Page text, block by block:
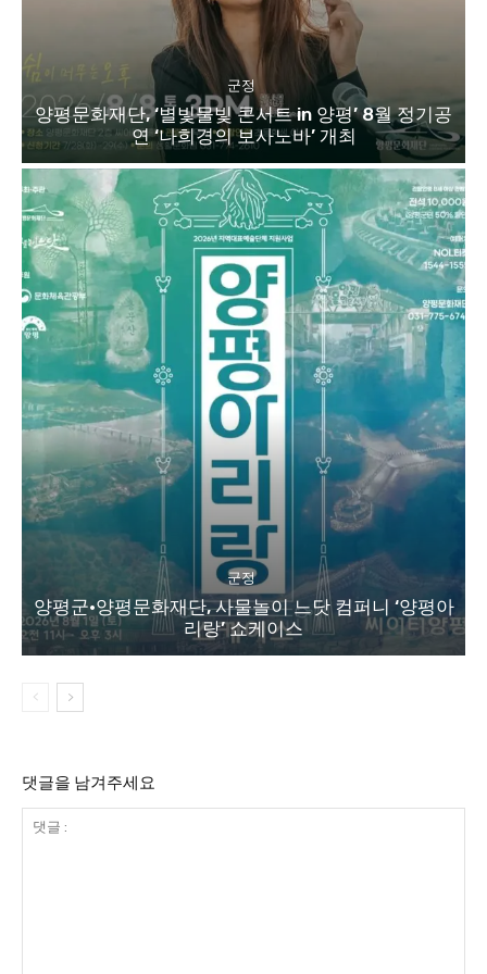
군정
양평문화재단, ‘별빛물빛 콘서트 in 양평’ 8월 정기공
연 ‘나희경의 보사노바’ 개최
군정
양평군·양평문화재단, 사물놀이 느닷 컴퍼니 ‘양평아
리랑’ 쇼케이스
댓글을 남겨주세요